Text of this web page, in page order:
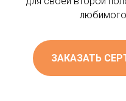
любимого
ЗАКАЗАТЬ